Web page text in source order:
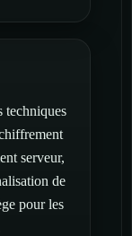
techniques
serveur,
de
pour les